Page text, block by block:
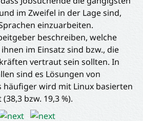
im Zweifel in der Lage sind,
einzuarbeiten.
beschreiben, welche
im Einsatz sind bzw., die
vertraut sein sollten. In
sind es Lösungen von
wird mit Linux basierten
bzw. 19,3 %).